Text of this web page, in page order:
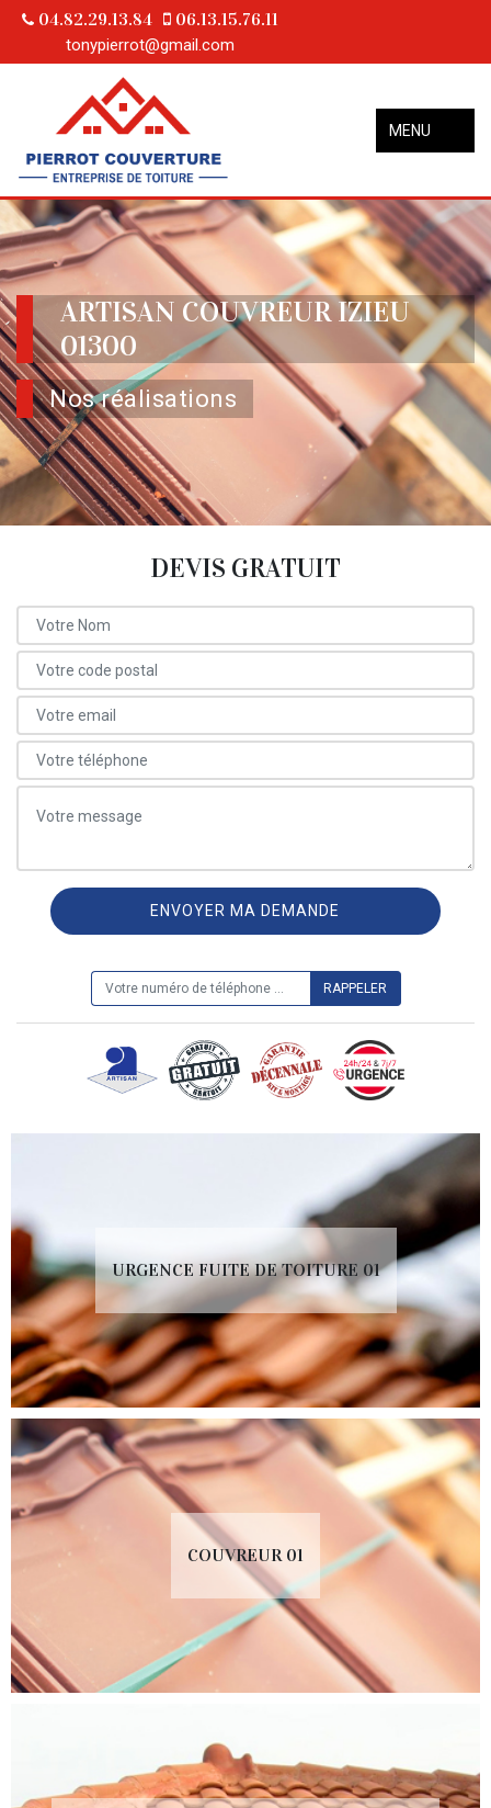
04.82.29.13.84 06.13.15.76.11
tonypierrot@gmail.com
MENU
ARTISAN COUVREUR IZIEU
01300
Nos réalisations
DEVIS GRATUIT
URGENCE FUITE DE TOITURE 01
COUVREUR 01